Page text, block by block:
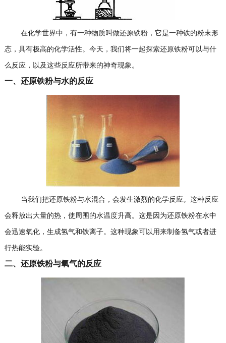
在化学世界中，有一种物质叫做还原铁粉，它是一种铁的粉末形
态，具有极高的化学活性。今天，我们将一起探索还原铁粉可以与什
么反应，以及这些反应所带来的神奇现象。
一、还原铁粉与水的反应
当我们把还原铁粉与水混合，会发生激烈的化学反应。这种反应
会释放出大量的热，使周围的水温度升高。这是因为还原铁粉在水中
会迅速氧化，生成氢气和铁离子。这种现象可以用来制备氢气或者进
行热能实验。
二、还原铁粉与氧气的反应